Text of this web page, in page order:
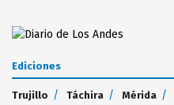
Ediciones
Trujillo Táchira Mérida